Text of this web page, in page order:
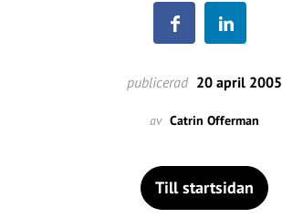
publicerad 20 april 2005
av Catrin Offerman
Till startsidan